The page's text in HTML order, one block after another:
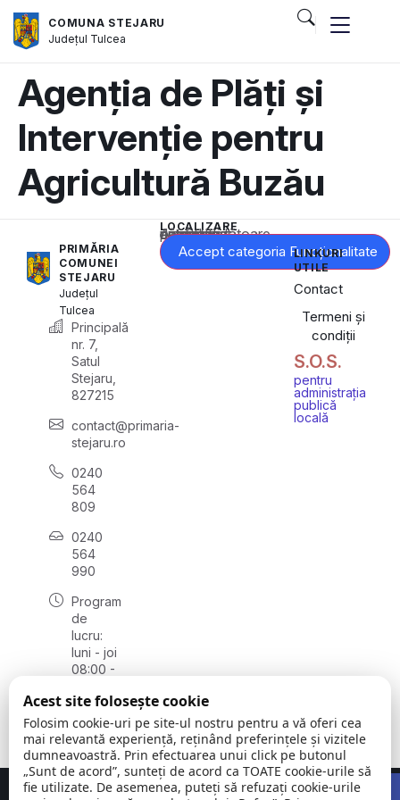
COMUNA STEJARU
Județul Tulcea
Agenția de Plăți și
Intervenție pentru
Agricultură Buzău
PRIMĂRIA
COMUNEI
STEJARU
Județul
Tulcea
Principală
nr. 7,
Satul
Stejaru,
827215
contact@primaria-
stejaru.ro
0240
564
809
0240
564
990
Program
de
lucru:
luni - joi
08:00 -
vineri
08:00 -
14:00
LOCALIZARE
Acest conținut este blocat până când acceptați categoria corespunzătoare de cookie-uri.
Accept categoria Funcționalitate
LINKURI
UTILE
Contact
Termeni și
condiții
S.O.S.
pentru
administrația
publică
locală
Acest site folosește cookie
Folosim cookie-uri pe site-ul nostru pentru a vă oferi cea
mai relevantă experiență, reținând preferințele și vizitele
dumneavoastră. Prin efectuarea unui click pe butonul
„Sunt de acord”, sunteți de acord ca TOATE cookie-urile să
fie utilizate. De asemenea, puteți să refuzați cookie-urile